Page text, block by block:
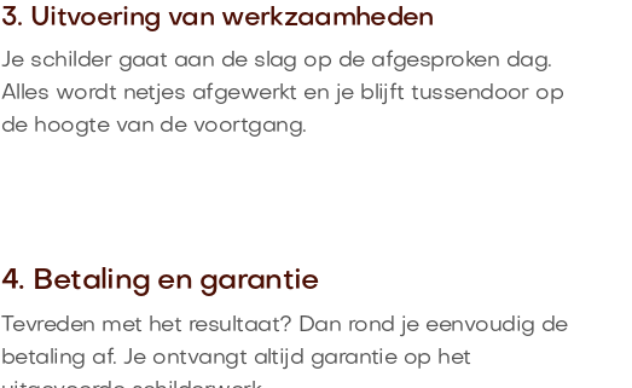
3. Uitvoering van werkzaamheden
Je schilder gaat aan de slag op de afgesproken dag.
Alles wordt netjes afgewerkt en je blijft tussendoor op
de hoogte van de voortgang.
4. Betaling en garantie
Tevreden met het resultaat? Dan rond je eenvoudig de
betaling af. Je ontvangt altijd garantie op het